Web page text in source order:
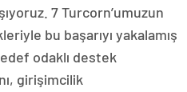
7 Turcorn’umuzun
bu başarıyı yakalamış
odaklı destek
girişimcilik